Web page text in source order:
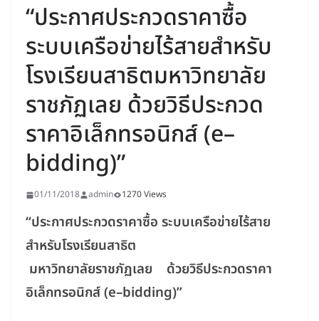
“ประกาศประกวดราคาซื้อ
ระบบเครือข่ายไร้สายสำหรับ
โรงเรียนสาธิตมหาวิทยาลัย
ราชภัฏเลย ด้วยวิธีประกวด
ราคาอิเล็กทรอนิกส์ (e–
bidding)”
01/11/2018 admin 1270 Views
“ประกาศประกวดราคาซื้อ ระบบเครือข่ายไร้สาย
สำหรับโรงเรียนสาธิต
มหาวิทยาลัยราชภัฏเลย ด้วยวิธีประกวดราคา
อิเล็กทรอนิกส์ (e–bidding)”